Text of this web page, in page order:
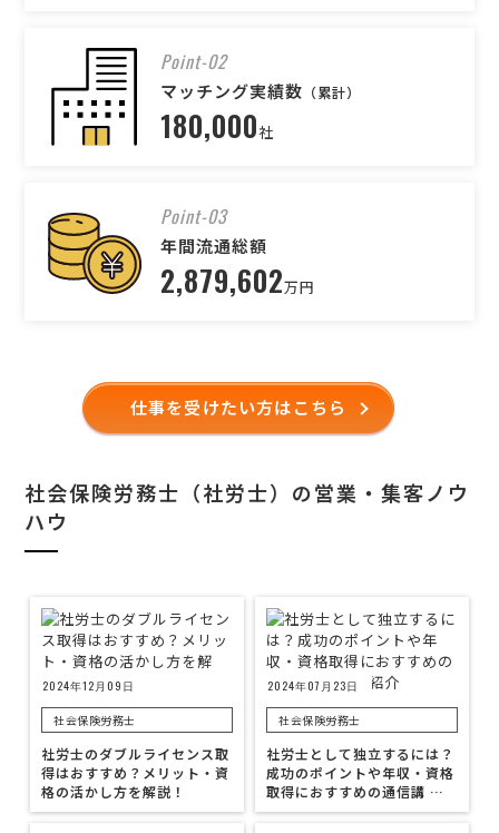
Point-02
マッチング実績数 （累計）
180,000社
Point-03
年間流通総額
2,879,602万円
仕事を受けたい方はこちら
社会保険労務士（社労士）の営業・集客ノウ
ハウ
2024年12月09日
社会保険労務士
社労士のダブルライセンス取
得はおすすめ？メリット・資
格の活かし方を解説！
2024年07月23日
社会保険労務士
社労士として独立するには？
成功のポイントや年収・資格
取得におすすめの通信講 …